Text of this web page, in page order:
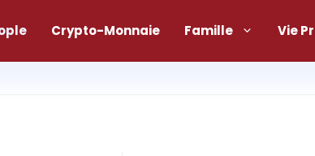
Crypto-Monnaie Famille Vie